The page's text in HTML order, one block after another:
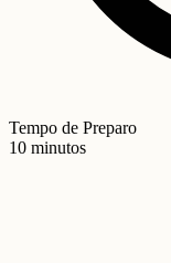
Tempo de Preparo
10 minutos